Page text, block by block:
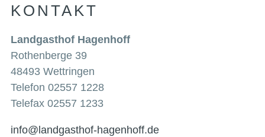
KONTAKT
Landgasthof Hagenhoff
Rothenberge 39
48493 Wettringen
Telefon 02557 1228
Telefax 02557 1233
info@landgasthof-hagenhoff.de